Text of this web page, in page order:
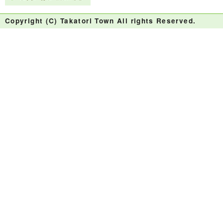
Copyright (C) Takatori Town All rights Reserved.